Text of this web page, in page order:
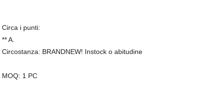
Circa i punti:
** A.
Circostanza: BRANDNEW! Instock o abitudine
MOQ: 1 PC